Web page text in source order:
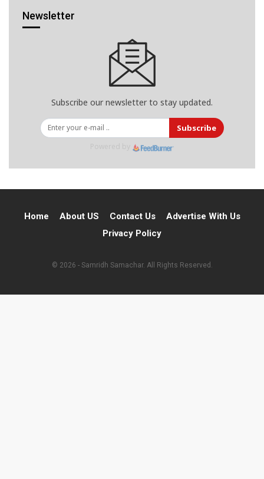
Newsletter
Subscribe our newsletter to stay updated.
Subscribe
Home About US Contact Us
Advertise With Us
Privacy Policy
© 2026 - Samridh Samachar. All Rights Reserved.